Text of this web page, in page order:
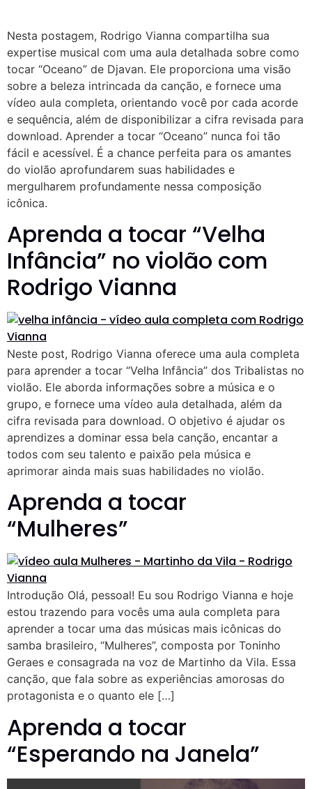
Nesta postagem, Rodrigo Vianna compartilha sua
expertise musical com uma aula detalhada sobre como
tocar “Oceano” de Djavan. Ele proporciona uma visão
sobre a beleza intrincada da canção, e fornece uma
vídeo aula completa, orientando você por cada acorde
e sequência, além de disponibilizar a cifra revisada para
download. Aprender a tocar “Oceano” nunca foi tão
fácil e acessível. É a chance perfeita para os amantes
do violão aprofundarem suas habilidades e
mergulharem profundamente nessa composição
icônica.
Aprenda a tocar “Velha
Infância” no violão com
Rodrigo Vianna
Neste post, Rodrigo Vianna oferece uma aula completa
para aprender a tocar “Velha Infância” dos Tribalistas no
violão. Ele aborda informações sobre a música e o
grupo, e fornece uma vídeo aula detalhada, além da
cifra revisada para download. O objetivo é ajudar os
aprendizes a dominar essa bela canção, encantar a
todos com seu talento e paixão pela música e
aprimorar ainda mais suas habilidades no violão.
Aprenda a tocar
“Mulheres”
Introdução Olá, pessoal! Eu sou Rodrigo Vianna e hoje
estou trazendo para vocês uma aula completa para
aprender a tocar uma das músicas mais icônicas do
samba brasileiro, “Mulheres”, composta por Toninho
Geraes e consagrada na voz de Martinho da Vila. Essa
canção, que fala sobre as experiências amorosas do
protagonista e o quanto ele […]
Aprenda a tocar
“Esperando na Janela”